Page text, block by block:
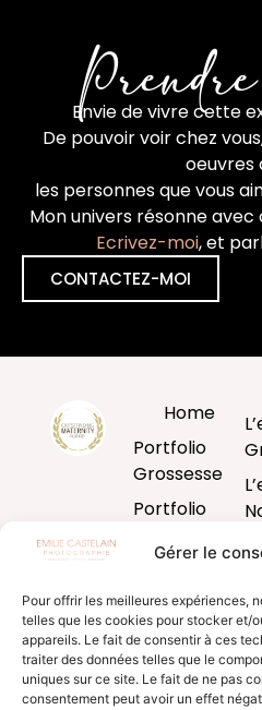
Gérer le
Pour offrir les meilleures expériences,
telles que les cookies pour stocker et/
appareils. Le fait de consentir à ces
traiter des données telles que le
uniques sur ce site. Le fait de ne pas
consentement peut avoir un effet
Envie de vivre cette
De pouvoir voir chez
oeuvres
les personnes que vous
Mon univers résonne
Ecrivez-moi, et
CONTACTEZ-MOI
Home
Portfolio
Grossesse
Portfolio
Bébé
Portfolio
Famille
Blog